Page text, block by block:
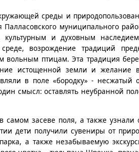
среды и
муниципального
и духовным
возрождение традиций
вольным птицам. Эта традиция
истощенной земли и желание
в поле «бородку» - несжатый
смысл: оставлять неубранной
засеве поля, а также узнали
дети получили сувениры от
а также незабываемую